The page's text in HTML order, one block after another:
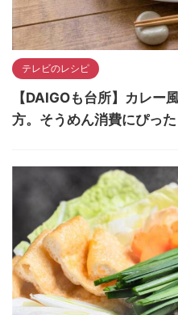
テレビのレシピ
【DAIGOも台所】カレー
方。そうめん消費にぴっ